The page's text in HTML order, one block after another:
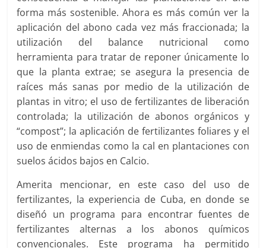
forma más sostenible. Ahora es más común ver la
aplicación del abono cada vez más fraccionada; la
utilización del balance nutricional como
herramienta para tratar de reponer únicamente lo
que la planta extrae; se asegura la presencia de
raíces más sanas por medio de la utilización de
plantas in vitro; el uso de fertilizantes de liberación
controlada; la utilización de abonos orgánicos y
“compost”; la aplicación de fertilizantes foliares y el
uso de enmiendas como la cal en plantaciones con
suelos ácidos bajos en Calcio.
Amerita mencionar, en este caso del uso de
fertilizantes, la experiencia de Cuba, en donde se
diseñó un programa para encontrar fuentes de
fertilizantes alternas a los abonos químicos
convencionales. Este programa ha permitido